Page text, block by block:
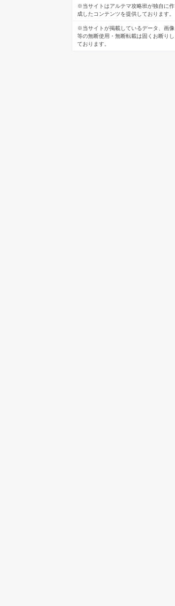
※当サイトはアルテマ攻略班が独自に作
成したコンテンツを提供しております。
※当サイトが掲載しているデータ、画像
等の無断使用・無断転載は固くお断りし
ております。